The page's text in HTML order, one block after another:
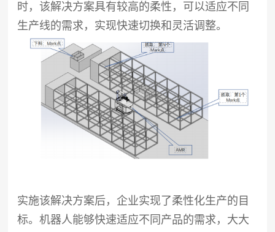
时，该解决方案具有较高的柔性，可以适应不同
生产线的需求，实现快速切换和灵活调整。
实施该解决方案后，企业实现了柔性化生产的目
标。机器人能够快速适应不同产品的需求，大大